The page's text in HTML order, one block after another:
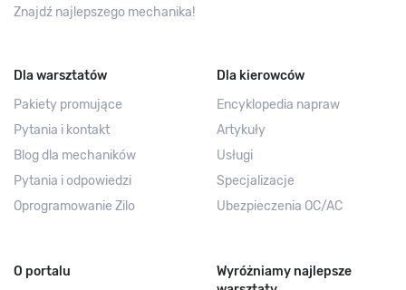
Znajdź najlepszego mechanika!
Dla warsztatów
Pakiety promujące
Pytania i kontakt
Blog dla mechaników
Pytania i odpowiedzi
Oprogramowanie Zilo
Dla kierowców
Encyklopedia napraw
Artykuły
Usługi
Specjalizacje
Ubezpieczenia OC/AC
O portalu
Wyróżniamy najlepsze